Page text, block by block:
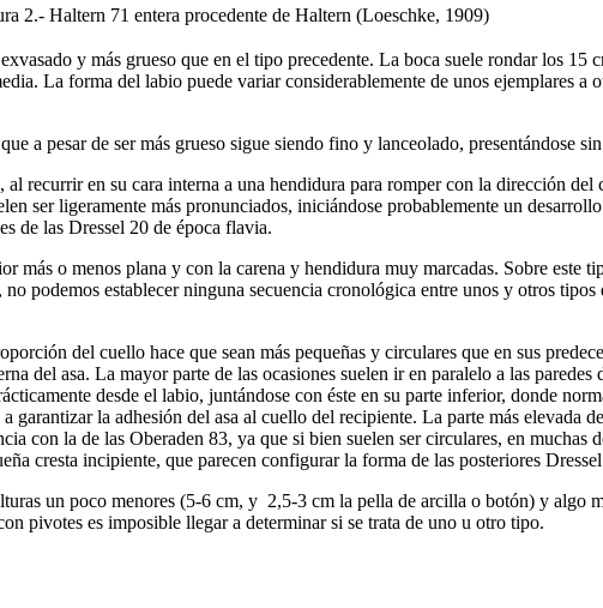
2.- Haltern 71 entera procedente de Haltern (Loeschke, 1909)
y más grueso que en el tipo precedente. La boca suele rondar los 15
La forma del labio puede variar considerablemente de unos ejemplares a
a pesar de ser más grueso sigue siendo fino y lanceolado, presentándose
recurrir en su cara interna a una hendidura para romper con la dirección
ser ligeramente más pronunciados, iniciándose probablemente un
de las Dressel 20 de época flavia.
más o menos plana y con la carena y hendidura muy marcadas. Sobre este
podemos establecer ninguna secuencia cronológica entre unos y otros
del cuello hace que sean más pequeñas y circulares que en sus
del asa. La mayor parte de las ocasiones suelen ir en paralelo a las
desde el labio, juntándose con éste en su parte inferior, donde
la adhesión del asa al cuello del recipiente. La parte más elevada
con la de las Oberaden 83, ya que si bien suelen ser circulares, en muchas
cresta incipiente, que parecen configurar la forma de las posteriores
un poco menores (5-6 cm, y 2,5-3 cm la pella de arcilla o botón) y algo
pivotes es imposible llegar a determinar si se trata de uno u otro tipo.